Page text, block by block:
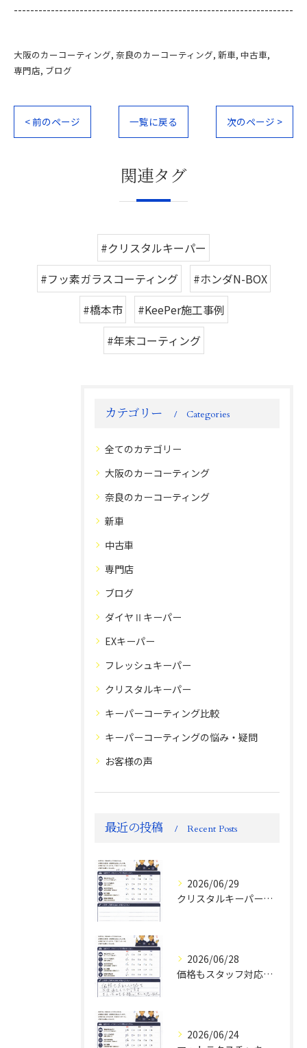
--------------------------------------------------------------------
大阪のカーコーティング 奈良のカーコーティング 新車 中古車
専門店 ブログ
< 前のページ 一覧に戻る 次のページ >
関連タグ
#クリスタルキーパー
#フッ素ガラスコーティング
#ホンダN-BOX
#橋本市
#KeePer施工事例
#年末コーティング
カテゴリー Categories
全てのカテゴリー
大阪のカーコーティング
奈良のカーコーティング
新車
中古車
専門店
ブログ
ダイヤⅡキーパー
EXキーパー
フレッシュキーパー
クリスタルキーパー
キーパーコーティング比較
キーパーコーティングの悩み・疑問
お客様の声
最近の投稿 Recent Posts
2026/06/29
クリスタルキーパー評判
2026/06/28
価格もスタッフ対応も大変満足！ランドクルーザーFJお客様の声
2026/06/24